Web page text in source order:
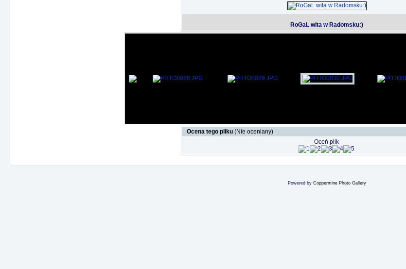
RoGaL wita w Radomsku:)
Ocena tego pliku (Nie oceniany)
Oceń plik
Powered by Coppermine Photo Gallery